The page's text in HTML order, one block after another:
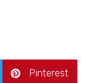
Pinterest